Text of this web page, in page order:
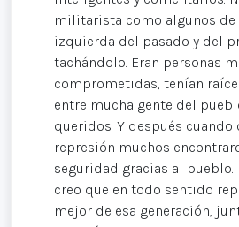
militarista como algunos de
izquierda del pasado y del
tachándolo. Eran personas
comprometidas, tenían
entre mucha gente del
queridos. Y después cuando
represión muchos
seguridad gracias al pueblo.
creo que en todo sentido
mejor de esa generación,